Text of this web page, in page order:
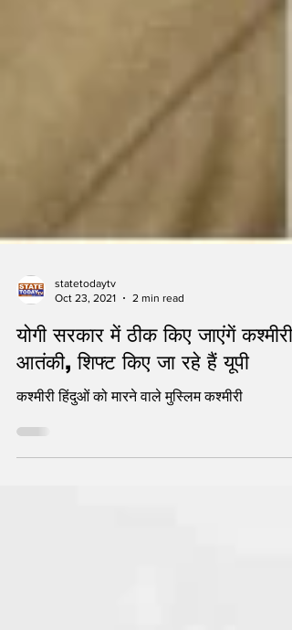
statetodaytv
Oct 23, 2021
2 min read
योगी सरकार में ठीक किए जाएंगें कश्मीरी
आतंकी, शिफ्ट किए जा रहे हैं यूपी